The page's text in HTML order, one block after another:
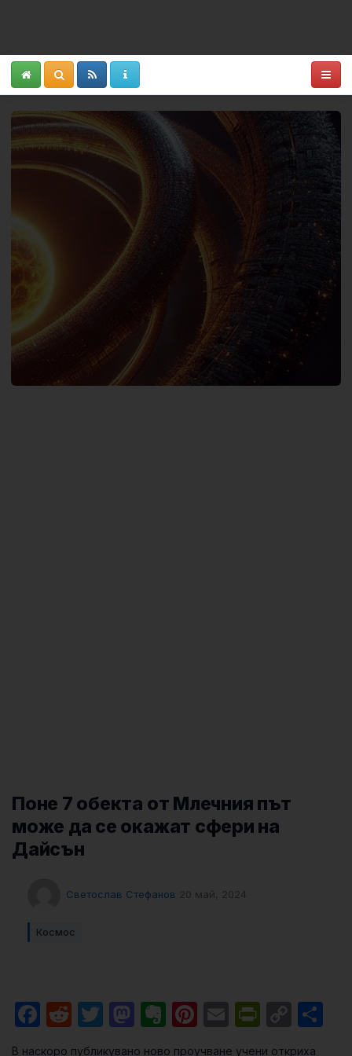
Поне 7 обекта от Млечния път
може да се окажат сфери на
Дайсън
Светослав Стефанов 20 май, 2024
Космос
Facebook
RedditTwitter
Mastodon
Evernote
Pinterest
Email
В наскоро публикувано ново проучване учени откриха